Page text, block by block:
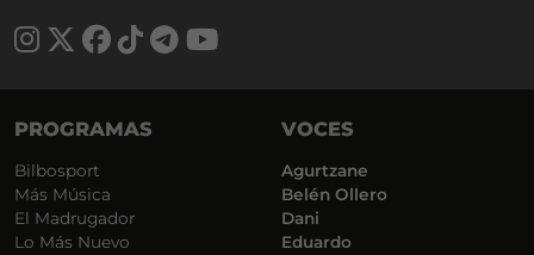
PROGRAMAS
Bilbosport
Más Música
El Madrugador
Lo Más Nuevo
VOCES
Agurtzane
Belén Ollero
Dani
Eduardo